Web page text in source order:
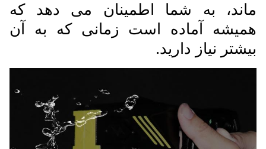
ماند، به شما اطمینان می دهد که
همیشه آماده است زمانی که به آن
بیشتر نیاز دارید.